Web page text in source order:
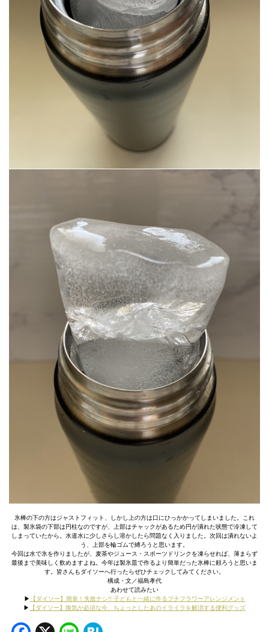
氷棒の下の方はジャストフィット、しかし上の方は口にひっかかってしまいました。これ
は、製氷袋の下部は円柱なのですが、上部はチャックがあるため円が潰れた状態で冷凍して
しまっていたから。水道水に少しさらし溶かしたら問題なく入りました。次回は潰れないよ
う、上部を輪ゴムで縛ろうと思います。
今回は水で氷を作りましたが、麦茶やジュース・スポーツドリンクを凍らせれば、薄まらず
最後まで美味しく飲めますよね。今年は製氷皿で作るより簡単だった氷棒に頼ろうと思いま
す。皆さんもダイソーへ行ったらぜひチェックしてみてください。
構成・文／福島孝代
あわせて読みたい
▶︎
【ダイソー】簡単！失敗ナシ!! 子どもと一緒に作るプチフラワーアレンジメント
▶︎
【ダイソー】換気が必須な今、ちょっとしたあのイライラを解消する便利グッズ